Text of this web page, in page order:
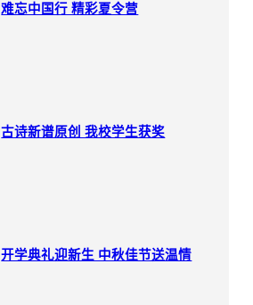
难忘中国行 精彩夏令营
古诗新谱原创 我校学生获奖
开学典礼迎新生 中秋佳节送温情